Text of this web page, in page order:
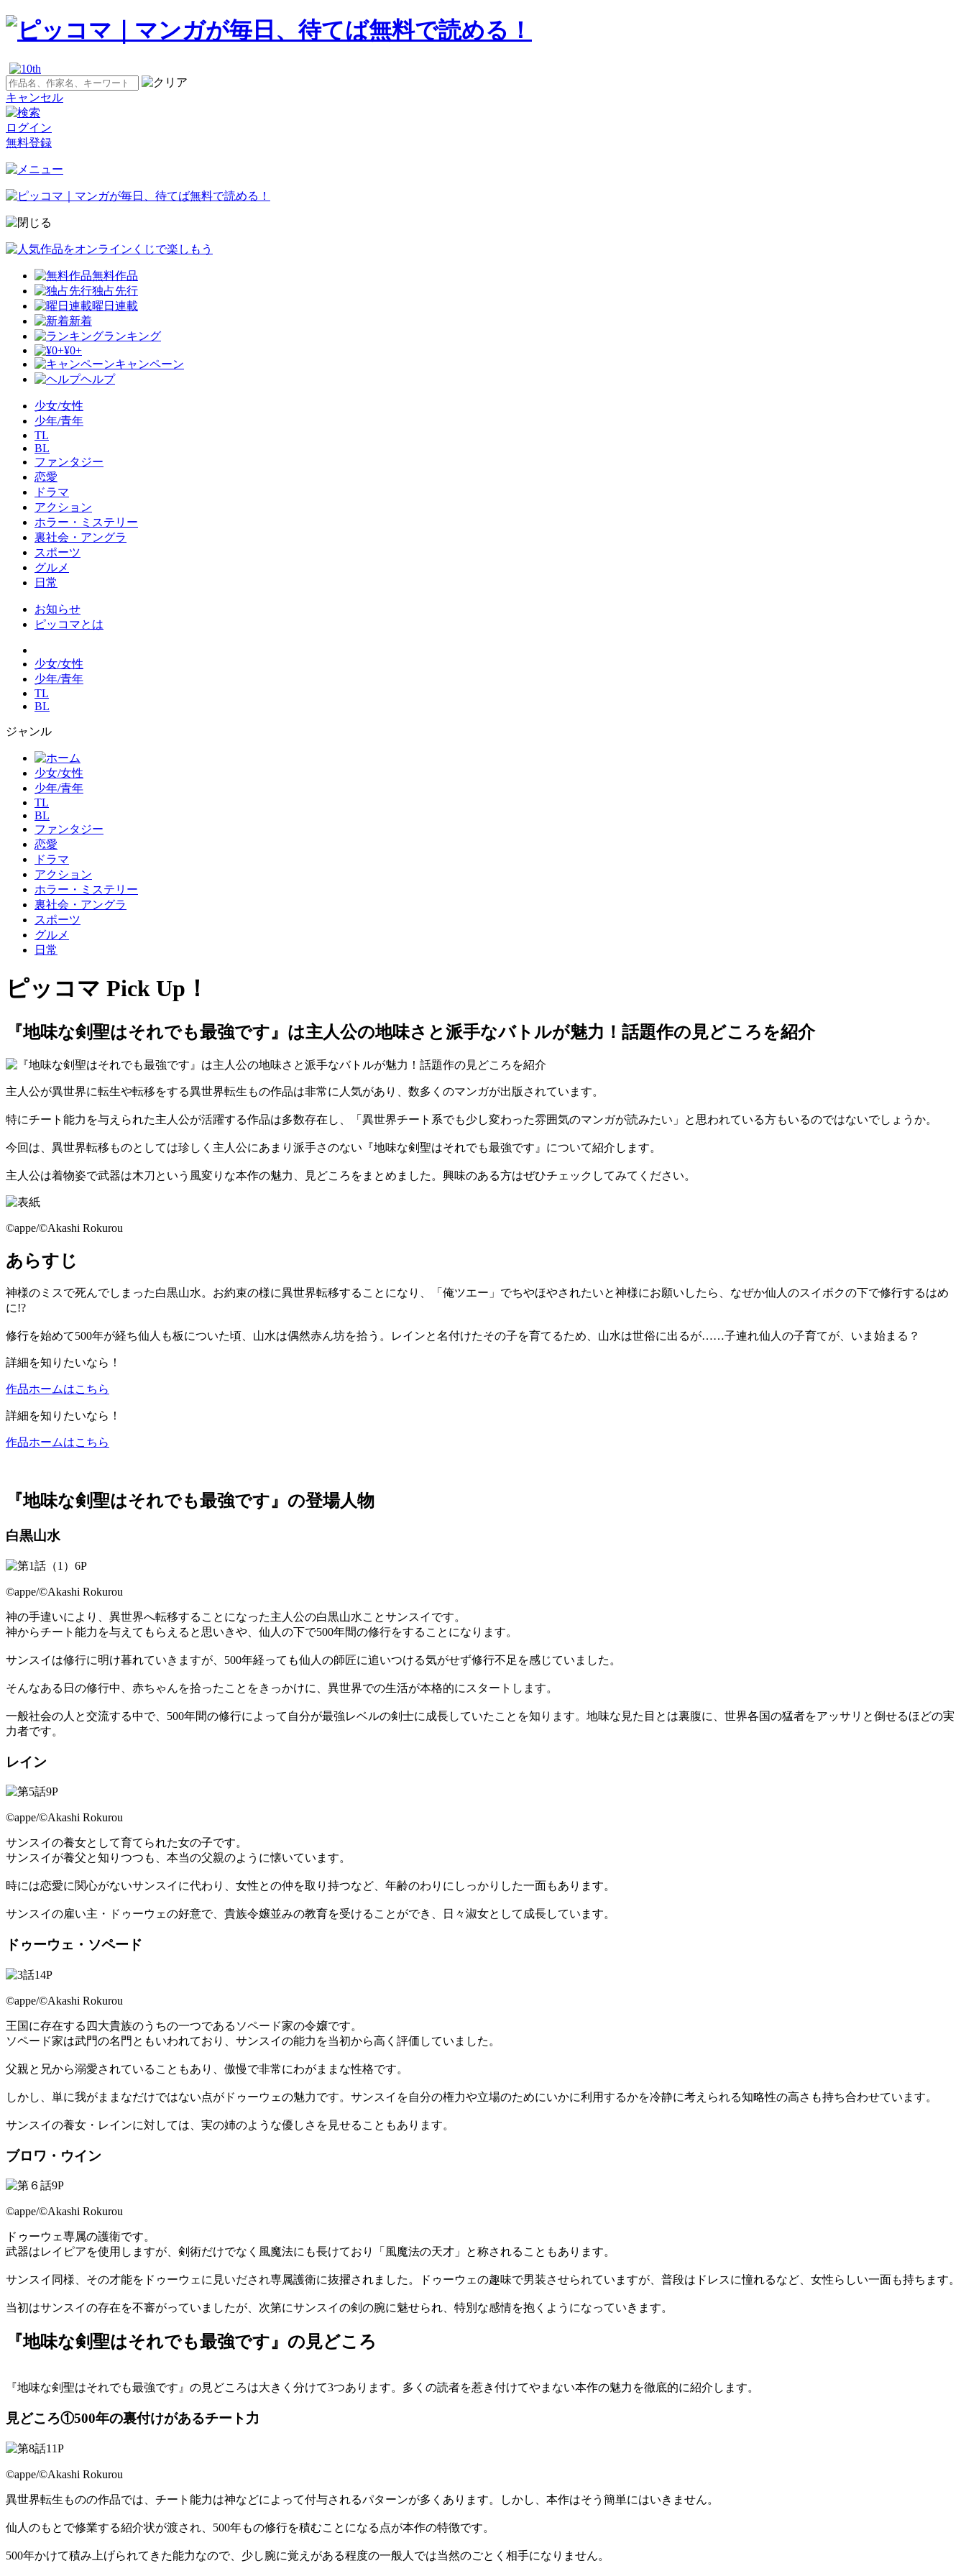
キャンセル
ログイン
無料登録
無料作品
独占先行
曜日連載
新着
ランキング
¥0+
キャンペーン
ヘルプ
少女/女性
少年/青年
TL
BL
ファンタジー
恋愛
ドラマ
アクション
ホラー・ミステリー
裏社会・アングラ
スポーツ
グルメ
日常
お知らせ
ピッコマとは
少女/女性
少年/青年
TL
BL
ジャンル
少女/女性
少年/青年
TL
BL
ファンタジー
恋愛
ドラマ
アクション
ホラー・ミステリー
裏社会・アングラ
スポーツ
グルメ
日常
ピッコマ Pick Up！
『地味な剣聖はそれでも最強です』は主人公の地味さと派手なバトルが魅力！話題作の見どころを紹介
主人公が異世界に転生や転移をする異世界転生もの作品は非常に人気があり、数多くのマンガが出版されています。
特にチート能力を与えられた主人公が活躍する作品は多数存在し、「異世界チート系でも少し変わった雰囲気のマンガが読みたい」と思われている方もいるのではないでしょうか。
今回は、異世界転移ものとしては珍しく主人公にあまり派手さのない『地味な剣聖はそれでも最強です』について紹介します。
主人公は着物姿で武器は木刀という風変りな本作の魅力、見どころをまとめました。興味のある方はぜひチェックしてみてください。
©appe/©Akashi Rokurou
あらすじ
神様のミスで死んでしまった白黒山水。お約束の様に異世界転移することになり、「俺ツエー」でちやほやされたいと神様にお願いしたら、なぜか仙人のスイボクの下で修行するはめ
に!?
修行を始めて500年が経ち仙人も板についた頃、山水は偶然赤ん坊を拾う。レインと名付けたその子を育てるため、山水は世俗に出るが……子連れ仙人の子育てが、いま始まる？
詳細を知りたいなら！
作品ホームはこちら
詳細を知りたいなら！
作品ホームはこちら
『地味な剣聖はそれでも最強です』の登場人物
白黒山水
©appe/©Akashi Rokurou
神の手違いにより、異世界へ転移することになった主人公の白黒山水ことサンスイです。
神からチート能力を与えてもらえると思いきや、仙人の下で500年間の修行をすることになります。
サンスイは修行に明け暮れていきますが、500年経っても仙人の師匠に追いつける気がせず修行不足を感じていました。
そんなある日の修行中、赤ちゃんを拾ったことをきっかけに、異世界での生活が本格的にスタートします。
一般社会の人と交流する中で、500年間の修行によって自分が最強レベルの剣士に成長していたことを知ります。地味な見た目とは裏腹に、世界各国の猛者をアッサリと倒せるほどの実
力者です。
レイン
©appe/©Akashi Rokurou
サンスイの養女として育てられた女の子です。
サンスイが養父と知りつつも、本当の父親のように懐いています。
時には恋愛に関心がないサンスイに代わり、女性との仲を取り持つなど、年齢のわりにしっかりした一面もあります。
サンスイの雇い主・ドゥーウェの好意で、貴族令嬢並みの教育を受けることができ、日々淑女として成長しています。
ドゥーウェ・ソペード
©appe/©Akashi Rokurou
王国に存在する四大貴族のうちの一つであるソペード家の令嬢です。
ソペード家は武門の名門ともいわれており、サンスイの能力を当初から高く評価していました。
父親と兄から溺愛されていることもあり、傲慢で非常にわがままな性格です。
しかし、単に我がままなだけではない点がドゥーウェの魅力です。サンスイを自分の権力や立場のためにいかに利用するかを冷静に考えられる知略性の高さも持ち合わせています。
サンスイの養女・レインに対しては、実の姉のような優しさを見せることもあります。
ブロワ・ウイン
©appe/©Akashi Rokurou
ドゥーウェ専属の護衛です。
武器はレイピアを使用しますが、剣術だけでなく風魔法にも長けており「風魔法の天才」と称されることもあります。
サンスイ同様、その才能をドゥーウェに見いだされ専属護衛に抜擢されました。ドゥーウェの趣味で男装させられていますが、普段はドレスに憧れるなど、女性らしい一面も持ちます。
当初はサンスイの存在を不審がっていましたが、次第にサンスイの剣の腕に魅せられ、特別な感情を抱くようになっていきます。
『地味な剣聖はそれでも最強です』の見どころ
『地味な剣聖はそれでも最強です』の見どころは大きく分けて3つあります。多くの読者を惹き付けてやまない本作の魅力を徹底的に紹介します。
見どころ①500年の裏付けがあるチート力
©appe/©Akashi Rokurou
異世界転生ものの作品では、チート能力は神などによって付与されるパターンが多くあります。しかし、本作はそう簡単にはいきません。
仙人のもとで修業する紹介状が渡され、500年もの修行を積むことになる点が本作の特徴です。
500年かけて積み上げられてきた能力なので、少し腕に覚えがある程度の一般人では当然のごとく相手になりません。